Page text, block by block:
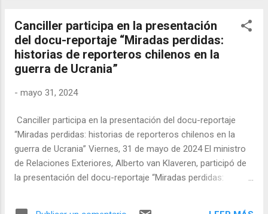
participamos en la Misión de Estabilización de Naciones
Unidas en dicho país, colaborando con la seguridad y las
autoridades locales en sus esfuerzos en el fortalecimiento
de las instituciones. Por su parte, la comunidad haitiana en
valorado por la sociedad chilena. Finalmente, Chile hace
Canciller participa en la presentación
del docu-reportaje “Miradas perdidas:
historias de reporteros chilenos en la
guerra de Ucrania”
- mayo 31, 2024
Canciller participa en la presentación del docu-reportaje
“Miradas perdidas: historias de reporteros chilenos en la
guerra de Ucrania” Viernes, 31 de mayo de 2024 El ministro
de Relaciones Exteriores, Alberto van Klaveren, participó de
la presentación del docu-reportaje “Miradas perdidas:
realizado en la Facultad de Comunicaciones de la